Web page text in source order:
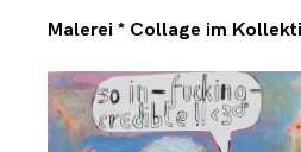
n
a
t
e
Malerei * Collage im